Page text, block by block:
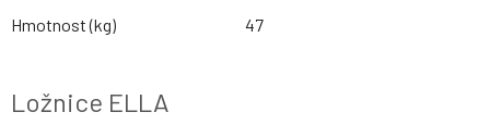
Hmotnost (kg) 47
Ložnice ELLA